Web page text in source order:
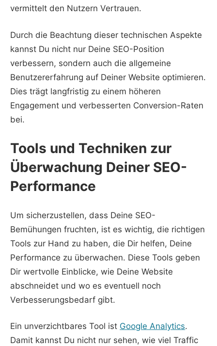
vermittelt den Nutzern Vertrauen.
Durch die Beachtung dieser technischen Aspekte
kannst Du nicht nur Deine SEO-Position
verbessern, sondern auch die allgemeine
Benutzererfahrung auf Deiner Website optimieren.
Dies trägt langfristig zu einem höheren
Engagement und verbesserten Conversion-Raten
bei.
Tools und Techniken zur
Überwachung Deiner SEO-
Performance
Um sicherzustellen, dass Deine SEO-
Bemühungen fruchten, ist es wichtig, die richtigen
Tools zur Hand zu haben, die Dir helfen, Deine
Performance zu überwachen. Diese Tools geben
Dir wertvolle Einblicke, wie Deine Website
abschneidet und wo es eventuell noch
Verbesserungsbedarf gibt.
Ein unverzichtbares Tool ist Google Analytics.
Damit kannst Du nicht nur sehen, wie viel Traffic